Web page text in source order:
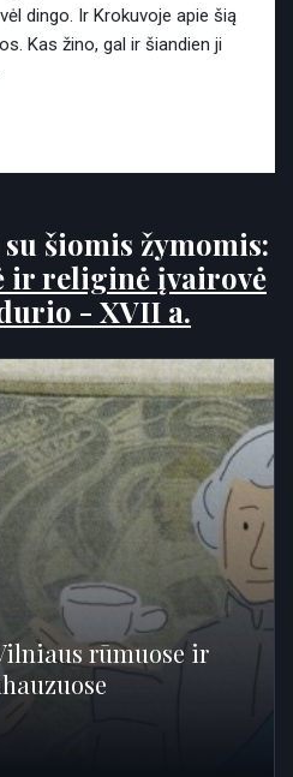
dingo. Ir Krokuvoje apie šią
Kas žino, gal ir šiandien ji
šiomis žymomis:
ir religinė įvairovė
- XVII a.
rūmuose ir